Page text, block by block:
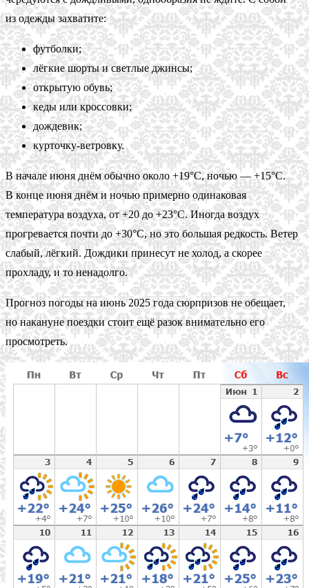
из одежды захватите:
футболки;
лёгкие шорты и светлые джинсы;
открытую обувь;
кеды или кроссовки;
дождевик;
курточку-ветровку.
В начале июня днём обычно около +19°С, ночью — +15°С.
В конце июня днём и ночью примерно одинаковая
температура воздуха, от +20 до +23°С. Иногда воздух
прогревается почти до +30°С, но это большая редкость. Ветер
слабый, лёгкий. Дождики принесут не холод, а скорее
прохладу, и то ненадолго.
Прогноз погоды на июнь 2025 года сюрпризов не обещает,
но накануне поездки стоит ещё разок внимательно его
просмотреть.